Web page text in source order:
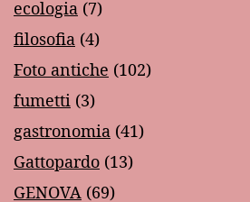
ecologia (7)
filosofia (4)
Foto antiche (102)
fumetti (3)
gastronomia (41)
Gattopardo (13)
GENOVA (69)